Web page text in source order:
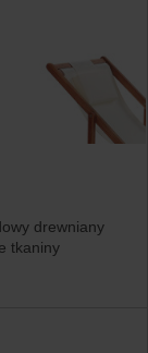
drewniany
tkaniny